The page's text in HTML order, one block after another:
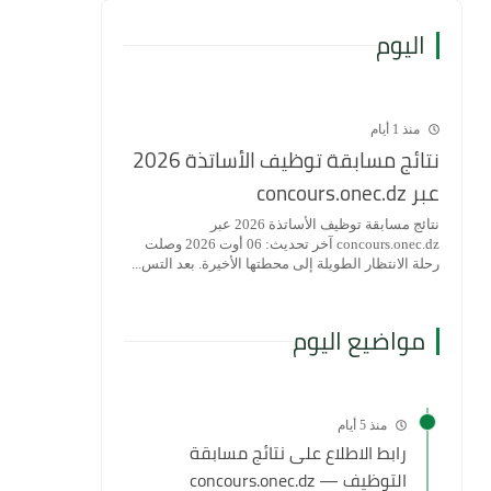
اليوم
منذ 1 أيام
نتائج مسابقة توظيف الأساتذة 2026
عبر concours.onec.dz
نتائج مسابقة توظيف الأساتذة 2026 عبر
concours.onec.dz آخر تحديث: 06 أوت 2026 وصلت
رحلة الانتظار الطويلة إلى محطتها الأخيرة. بعد التس...
مواضيع اليوم
منذ 5 أيام
رابط الاطلاع على نتائج مسابقة
التوظيف — concours.onec.dz